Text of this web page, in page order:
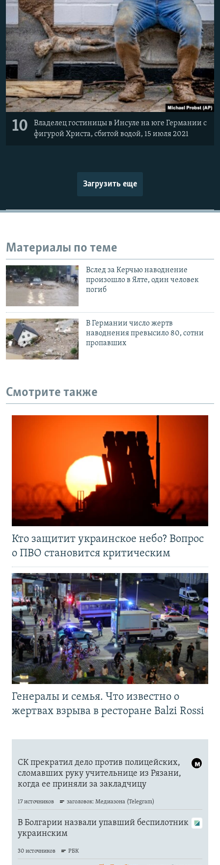
10
Владелец гостиницы в Инсуле на юге Германии с
фигурой Христа, сбитой водой, 15 июля 2021
Загрузить еще
Материалы по теме
Вслед за Керчью наводнение
произошло в Ялте, один человек
погиб
В Германии число жертв
наводнения превысило 80, сотни
пропавших
Смотрите также
Кто защитит украинское небо? Вопрос
о ПВО становится критическим
Генералы и семья. Что известно о
жертвах взрыва в ресторане Balzi Rossi